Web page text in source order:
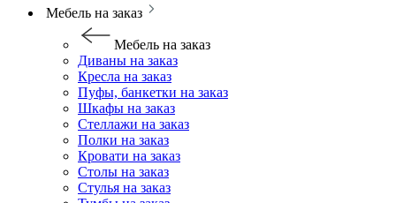
Мебель на заказ
Мебель на заказ
Диваны на заказ
Кресла на заказ
Пуфы, банкетки на заказ
Шкафы на заказ
Стеллажи на заказ
Полки на заказ
Кровати на заказ
Столы на заказ
Стулья на заказ